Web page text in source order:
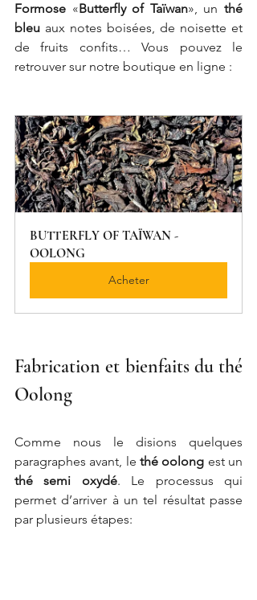
Formose «Butterfly of Taïwan», un thé
bleu aux notes boisées, de noisette et
de fruits confits… Vous pouvez le
retrouver sur notre boutique en ligne :
BUTTERFLY OF TAÏWAN -
OOLONG
Acheter
Fabrication et bienfaits du thé
Oolong
Comme nous le disions quelques
paragraphes avant, le thé oolong
thé semi oxydé. Le processus qui
permet d’arriver à un tel résultat passe
par plusieurs étapes: